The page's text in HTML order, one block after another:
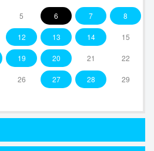
5 6 7 8
12 13 14 15
19 20 21 22
26 27 28 29